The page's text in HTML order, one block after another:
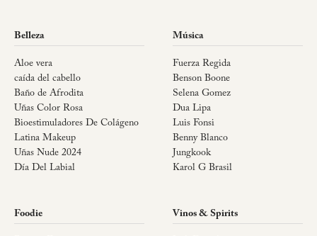
Belleza
Aloe vera
caída del cabello
Baño de Afrodita
Uñas Color Rosa
Bioestimuladores De Colágeno
Latina Makeup
Uñas Nude 2024
Día Del Labial
Música
Fuerza Regida
Benson Boone
Selena Gomez
Dua Lipa
Luis Fonsi
Benny Blanco
Jungkook
Karol G Brasil
Foodie Vinos & Spirits